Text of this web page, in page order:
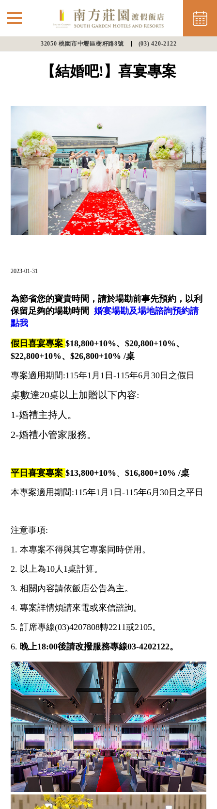
32050 桃園市中壢區樹籽路8號 (03) 420-2122
最新消息 ⌵
會議渡假
LANGUAGE
線上購物 線上訂房
【結婚吧!】喜宴專案
2023-01-31
為節省您的寶貴時間，請於場勘前事先預約，以利
保留足夠的場勘時間婚宴場勘及場地諮詢預約請
點我
假日喜宴專案$18,800+10%、$20,800+10%、
$22,800+10%、$26,800+10% /桌
專案適用期間:115年1月1日-115年6月30日 之假日
桌數達20桌以上加贈以下內容:
1-婚禮主持人。
2-婚禮小管家服務。
平日喜宴專案$13,800+10%、$16,800+10% /桌
本專案適用期間:115年1月1日-115年6月30日 之平日
注意事項:
1. 本專案不得與其它專案同時併用。
2. 以上為10人1桌計算。
3. 相關內容請依飯店公告為主。
4. 專案詳情煩請來電或來信諮詢。
5. 訂席專線(03)4207808轉2211或2105。
6. 晚上18:00後請改撥服務專線03-4202122。